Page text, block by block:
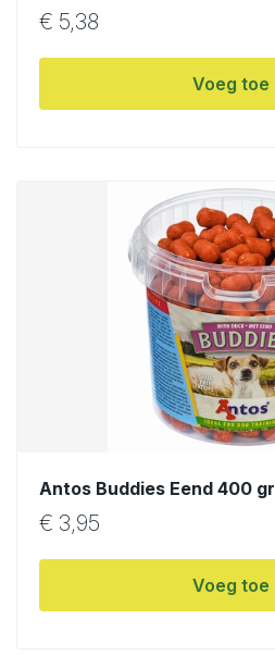
€ 5,38
Voeg toe
Antos Buddies Eend 400 gr
€ 3,95
Voeg toe